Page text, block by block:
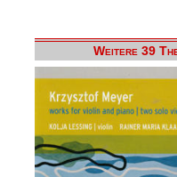
Weitere 39